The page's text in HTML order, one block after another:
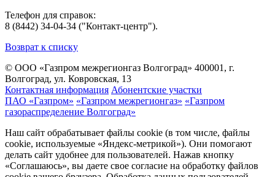
Телефон для справок:
8 (8442) 34-04-34 ("Контакт-центр").
Возврат к списку
© ООО «Газпром межрегионгаз Волгоград» 400001, г.
Волгоград, ул. Ковровская, 13
Контактная информация Абонентские участки
ПАО «Газпром» «Газпром межрегионгаз» «Газпром
газораспределение Волгоград»
Наш сайт обрабатывает файлы cookie (в том числе, файлы
cookie, используемые «Яндекс-метрикой»). Они помогают
делать сайт удобнее для пользователей. Нажав кнопку
«Соглашаюсь», вы даете свое согласие на обработку файлов